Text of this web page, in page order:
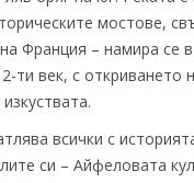
мостове,
Франция – намира се
ти век, с откриването
всички с
си – Айфеловата